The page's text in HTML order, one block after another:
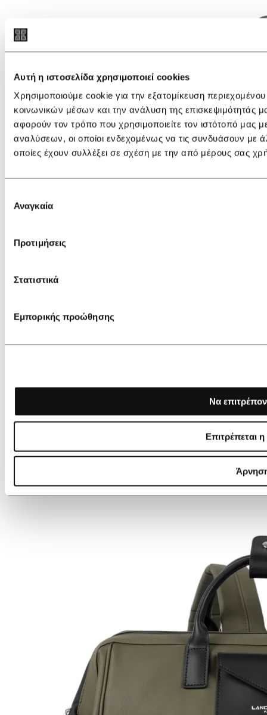
Αυτή η ιστοσελίδα χρησιμοποιεί cookies
Χρησιμοποιούμε cookie για την εξατομίκευση
κοινωνικών μέσων και την ανάλυση της επισκεψιμότητάς
αφορούν τον τρόπο που χρησιμοποιείτε τον ιστότοπό μας
αναλύσεων, οι οποίοι ενδεχομένως να τις συνδυάσουν με
οποίες έχουν συλλέξει σε σχέση με την από μέρους σας
συγκατάθεσης
Αναγκαία
Προτιμήσεις
Στατιστικά
Εμπορικής προώθησης
Να
Επιτρέπεται